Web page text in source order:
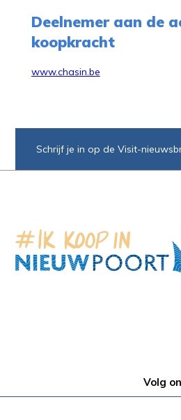
Deelnemer aan de
koopkracht
www.chasin.be
Schrijf je in op de Visit-
Volg